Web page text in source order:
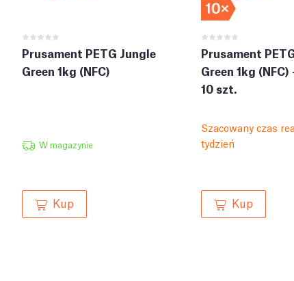
Prusament PETG Jungle
Green 1kg (NFC)
W magazynie
Kup
Prusament
Green 1kg
10 szt.
Szacowany czas
tydzień
Kup